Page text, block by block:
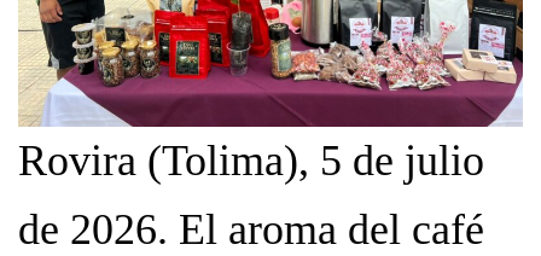
Rovira (Tolima), 5 de julio
de 2026. El aroma del café